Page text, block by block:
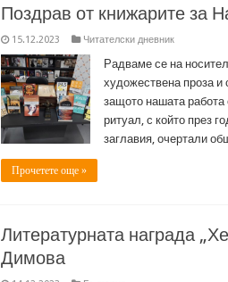
Поздрав от книжарите за
15.12.2023 Читателски дневник
Радваме се на
художествена проза
защото нашата
ритуал, с който през
заглавия, очертали
Прочетете още »
Литературната награда
Димова